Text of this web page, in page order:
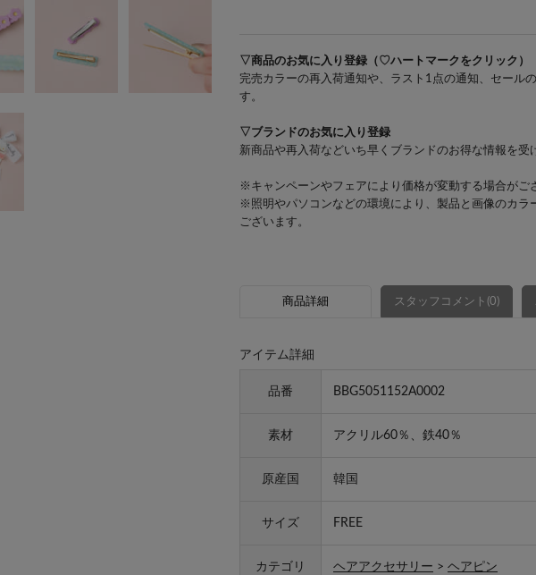
▽商品のお気に入り登録（♡ハートマークをクリック）
完売カラーの再入荷通知や、ラスト1点の通知、セール
す。
▽ブランドのお気に入り登録
新商品や再入荷などいち早くブランドのお得な情報を受
※キャンペーンやフェアにより価格が変動する場合がご
※照明やパソコンなどの環境により、製品と画像のカラ
ございます。
商品詳細 スタッフコメント(0)
アイテム詳細
品番 BBG5051152A0002
素材 アクリル60％、鉄40％
原産国 韓国
サイズ FREE
カテゴリ ヘアアクセサリー > ヘアピン